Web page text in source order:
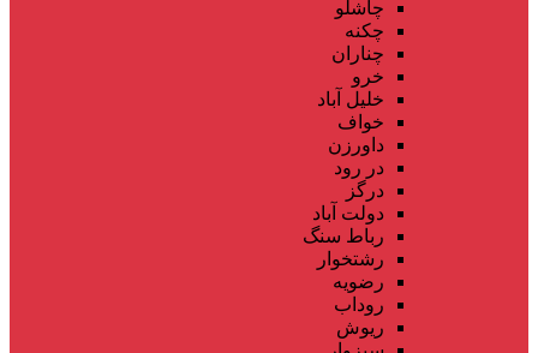
چاشلو
چکنه
چناران
خرو
خلیل آباد
خواف
داورزن
در رود
درگز
دولت آباد
رباط سنگ
رشتخوار
رضویه
روداب
ریوش